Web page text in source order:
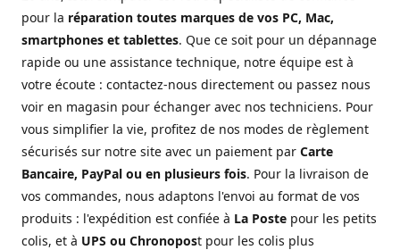
pour la réparation toutes marques de vos PC, Mac,
smartphones et tablettes. Que ce soit pour un dépannage
rapide ou une assistance technique, notre équipe est à
votre écoute : contactez-nous directement ou passez nous
voir en magasin pour échanger avec nos techniciens. Pour
vous simplifier la vie, profitez de nos modes de règlement
sécurisés sur notre site avec un paiement par Carte
Bancaire, PayPal ou en plusieurs fois. Pour la livraison de
vos commandes, nous adaptons l'envoi au format de vos
produits : l'expédition est confiée à La Poste pour les petits
colis, et à UPS ou Chronopost pour les colis plus